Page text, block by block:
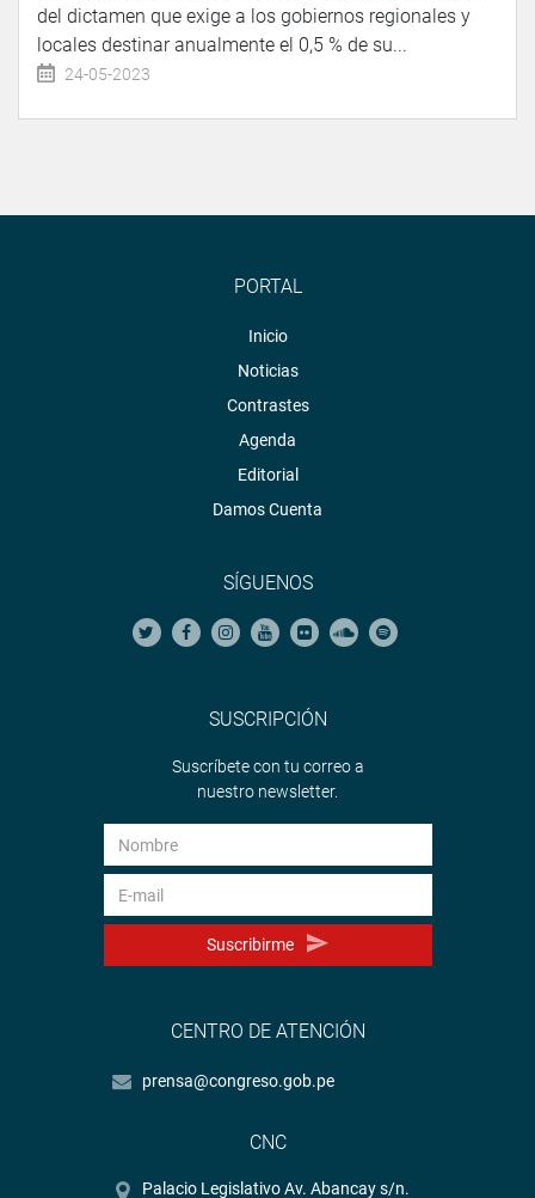
del dictamen que exige a los gobiernos regionales y
locales destinar anualmente el 0,5 % de su...
24-05-2023
PORTAL
Inicio
Noticias
Contrastes
Agenda
Editorial
Damos Cuenta
SÍGUENOS
SUSCRIPCIÓN
Suscríbete con tu correo a
nuestro newsletter.
Suscribirme
CENTRO DE ATENCIÓN
prensa@congreso.gob.pe
CNC
Palacio Legislativo Av. Abancay s/n.